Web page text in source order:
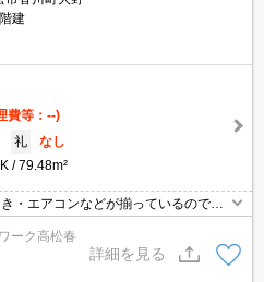
建
費等：--)
礼
なし
79.48m²
・エアコンなどが揃っているので、
ります。バストイレ別の一戸建てで
ットも快適な暮らしが出来るよう工
を落としやすい、フローリング張り
場にも空きがあり、駐車可能です。
ーク高松春
詳細を見る